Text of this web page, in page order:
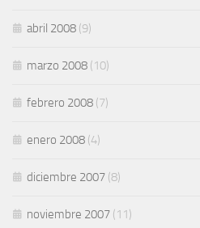
abril 2008 (9)
marzo 2008 (10)
febrero 2008 (7)
enero 2008 (4)
diciembre 2007 (8)
noviembre 2007 (11)